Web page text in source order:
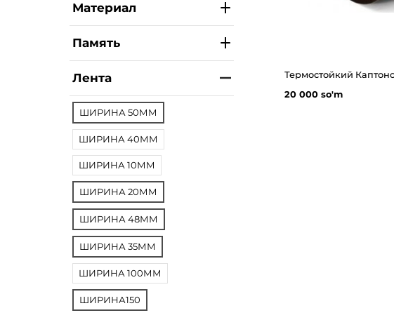
Материал
Память
Лента
ШИРИНА 50ММ
ШИРИНА 40ММ
ШИРИНА 10ММ
ШИРИНА 20ММ
ШИРИНА 48ММ
ШИРИНА 35ММ
ШИРИНА 100ММ
ШИРИНА150
20 000 so'm